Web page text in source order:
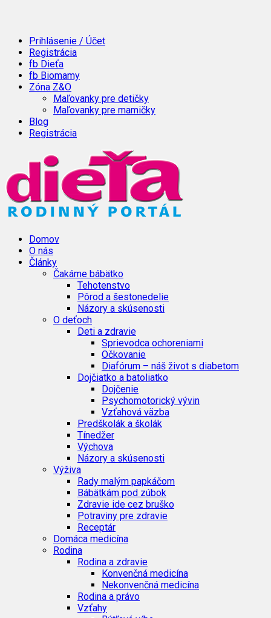
Prihlásenie / Účet
Registrácia
fb Dieťa
fb Biomamy
Zóna Z&O
Maľovanky pre detičky
Maľovanky pre mamičky
Blog
Registrácia
Domov
O nás
Články
Čakáme bábätko
Tehotenstvo
Pôrod a šestonedelie
Názory a skúsenosti
O deťoch
Deti a zdravie
Sprievodca ochoreniami
Očkovanie
Diafórum – náš život s diabetom
Dojčiatko a batoliatko
Dojčenie
Psychomotorický vývin
Vzťahová väzba
Predškolák a školák
Tínedžer
Výchova
Názory a skúsenosti
Výživa
Rady malým papkáčom
Bábätkám pod zúbok
Zdravie ide cez bruško
Potraviny pre zdravie
Receptár
Domáca medicína
Rodina
Rodina a zdravie
Konvenčná medicína
Nekonvenčná medicína
Rodina a právo
Vzťahy